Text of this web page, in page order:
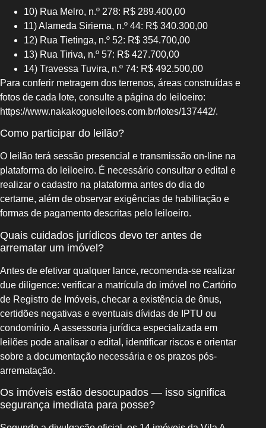
10) Rua Melro, n.º 278: R$ 289.400,00
11) Alameda Siriema, n.º 44: R$ 340.300,00
12) Rua Tietinga, n.º 52: R$ 354.700,00
13) Rua Tiriva, n.º 57: R$ 427.700,00
14) Travessa Tuvira, n.º 74: R$ 492.500,00
Para conferir metragem dos terrenos, áreas construídas e
fotos de cada lote, consulte a página do leiloeiro:
https://www.nakakogueleiloes.com.br/lotes/137442/.
Como participar do leilão?
O leilão terá sessão presencial e transmissão on-line na
plataforma do leiloeiro. É necessário consultar o edital e
realizar o cadastro na plataforma antes do dia do
certame, além de observar exigências de habilitação e
formas de pagamento descritas pelo leiloeiro.
Quais cuidados jurídicos devo ter antes de
arrematar um imóvel?
Antes de efetivar qualquer lance, recomenda-se realizar
due diligence: verificar a matrícula do imóvel no Cartório
de Registro de Imóveis, checar a existência de ônus,
certidões negativas e eventuais dívidas de IPTU ou
condomínio. A assessoria jurídica especializada em
leilões pode analisar o edital, identificar riscos e orientar
sobre a documentação necessária e os prazos pós-
arrematação.
Os imóveis estão desocupados — isso significa
segurança imediata para posse?